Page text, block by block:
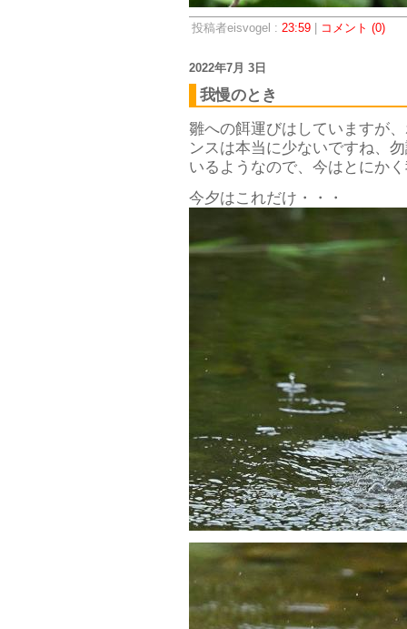
投稿者eisvogel : 23:59| コメント (0)
2022年7月 3日
我慢のとき
雛への餌運びはしていますが
ンスは本当に少ないですね、
いるようなので、今はとにか
今夕はこれだけ・・・